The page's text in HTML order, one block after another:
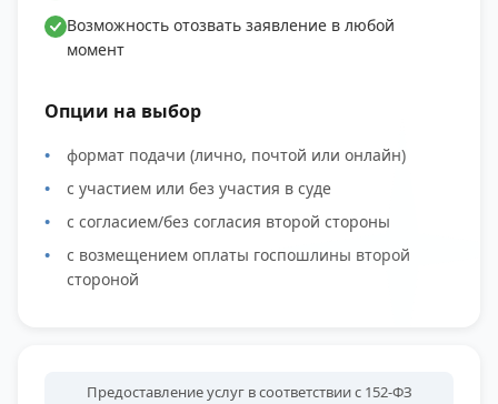
Возможность отозвать заявление в любой
момент
Опции на выбор
формат подачи (лично, почтой или онлайн)
с участием или без участия в суде
с согласием/без согласия второй стороны
с возмещением оплаты госпошлины второй
стороной
Предоставление услуг в соответствии с 152-ФЗ